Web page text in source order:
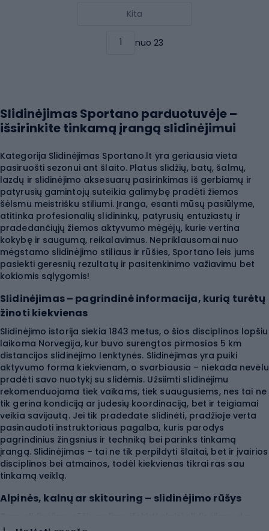
Kita
nuo 23
Slidinėjimas Sportano parduotuvėje –
išsirinkite tinkamą įrangą slidinėjimui
Kategorija Slidinėjimas Sportano.lt yra geriausia vieta
pasiruošti sezonui ant šlaito. Platus slidžių, batų, šalmų,
lazdų ir slidinėjimo aksesuarų pasirinkimas iš gerbiamų ir
patyrusių gamintojų suteikia galimybę pradėti žiemos
šėlsmu meistrišku stiliumi. Įranga, esanti mūsų pasiūlyme,
atitinka profesionalių slidininkų, patyrusių entuziastų ir
pradedančiųjų žiemos aktyvumo mėgėjų, kurie vertina
kokybę ir saugumą, reikalavimus. Nepriklausomai nuo
mėgstamo slidinėjimo stiliaus ir rūšies, Sportano leis jums
pasiekti geresnių rezultatų ir pasitenkinimo važiavimu bet
kokiomis sąlygomis!
Slidinėjimas – pagrindinė informacija, kurią turėtų
žinoti kiekvienas
Slidinėjimo istorija siekia 1843 metus, o šios disciplinos lopšiu
laikoma Norvegija, kur buvo surengtos pirmosios 5 km
distancijos slidinėjimo lenktynės. Slidinėjimas yra puiki
aktyvumo forma kiekvienam, o svarbiausia – niekada nevėlu
pradėti savo nuotykį su slidėmis. Užsiimti slidinėjimu
rekomenduojama tiek vaikams, tiek suaugusiems, nes tai ne
tik gerina kondiciją ar judesių koordinaciją, bet ir teigiamai
veikia savijautą. Jei tik pradedate slidinėti, pradžioje verta
pasinaudoti instruktoriaus pagalba, kuris parodys
pagrindinius žingsnius ir techniką bei parinks tinkamą
įrangą. Slidinėjimas – tai ne tik perpildyti šlaitai, bet ir įvairios
disciplinos bei atmainos, todėl kiekvienas tikrai ras sau
tinkamą veiklą.
Alpinės, kalnų ar skitouring – slidinėjimo rūšys